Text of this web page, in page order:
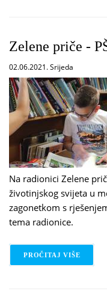
Zelene priče -
02.06.2021. Srijeda
Na radionici Zelene
životinjskog svijeta u
zagonetkom s
tema radionice.
PROČITAJ VIŠE